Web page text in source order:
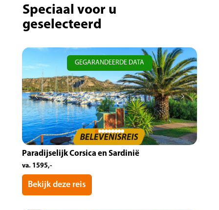
Speciaal voor u
geselecteerd
GEGARANDEERDE DATA
Paradijselijk Corsica en Sardinië
va. 1595,-
Bekijk deze reis